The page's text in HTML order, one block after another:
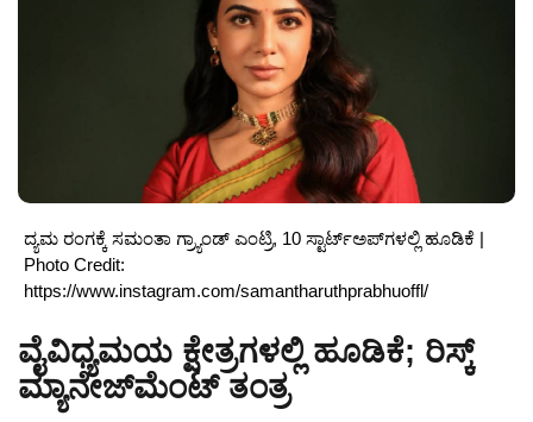
ದ್ಯಮ ರಂಗಕ್ಕೆ ಸಮಂತಾ ಗ್ರ್ಯಾಂಡ್ ಎಂಟ್ರಿ, 10 ಸ್ಟಾರ್ಟ್‌ಅಪ್‌ಗಳಲ್ಲಿ ಹೂಡಿಕೆ |
Photo Credit:
https://www.instagram.com/samantharuthprabhuoffl/
ವೈವಿಧ್ಯಮಯ ಕ್ಷೇತ್ರಗಳಲ್ಲಿ ಹೂಡಿಕೆ; ರಿಸ್ಕ್
ಮ್ಯಾನೇಜ್‌ಮೆಂಟ್ ತಂತ್ರ